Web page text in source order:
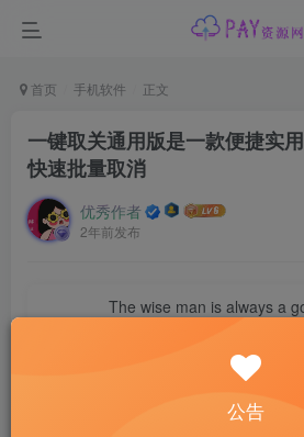
首页 手机软件 正文
一键取关通用版是一款便捷实
快速批量取消
优秀作者
2年前发布
The wise man is always a
【软件介绍】一键取关通用版是一款
它能快速批量取消各类社交平台或应
公告